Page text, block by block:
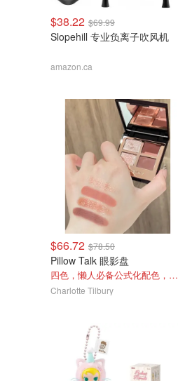
$38.22 $69.99
Slopehill 专业负离子吹风机
amazon.ca
$66.72 $78.50
Pillow Talk 眼影盘
四色，懒人必备公式化配色，露思超爱！
Charlotte Tilbury